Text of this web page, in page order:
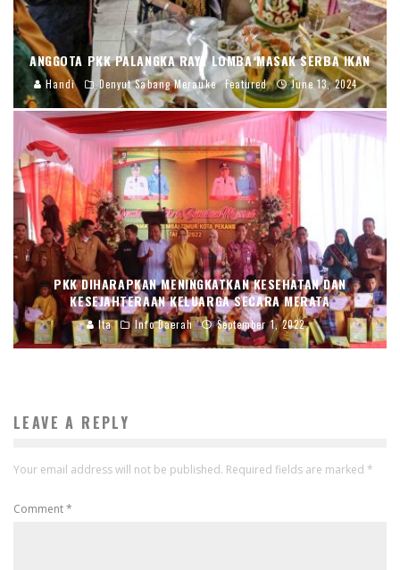
ANGGOTA PKK PALANGKA RAYA LOMBA MASAK SERBA IKAN
Handi Denyut Sabang Merauke Featured June 13, 2024
PKK DIHARAPKAN MENINGKATKAN KESEHATAN DAN
KESEJAHTERAAN KELUARGA SECARA MERATA
Ita Info Daerah September 1, 2022
LEAVE A REPLY
Your email address will not be published. Required fields are marked *
Comment*